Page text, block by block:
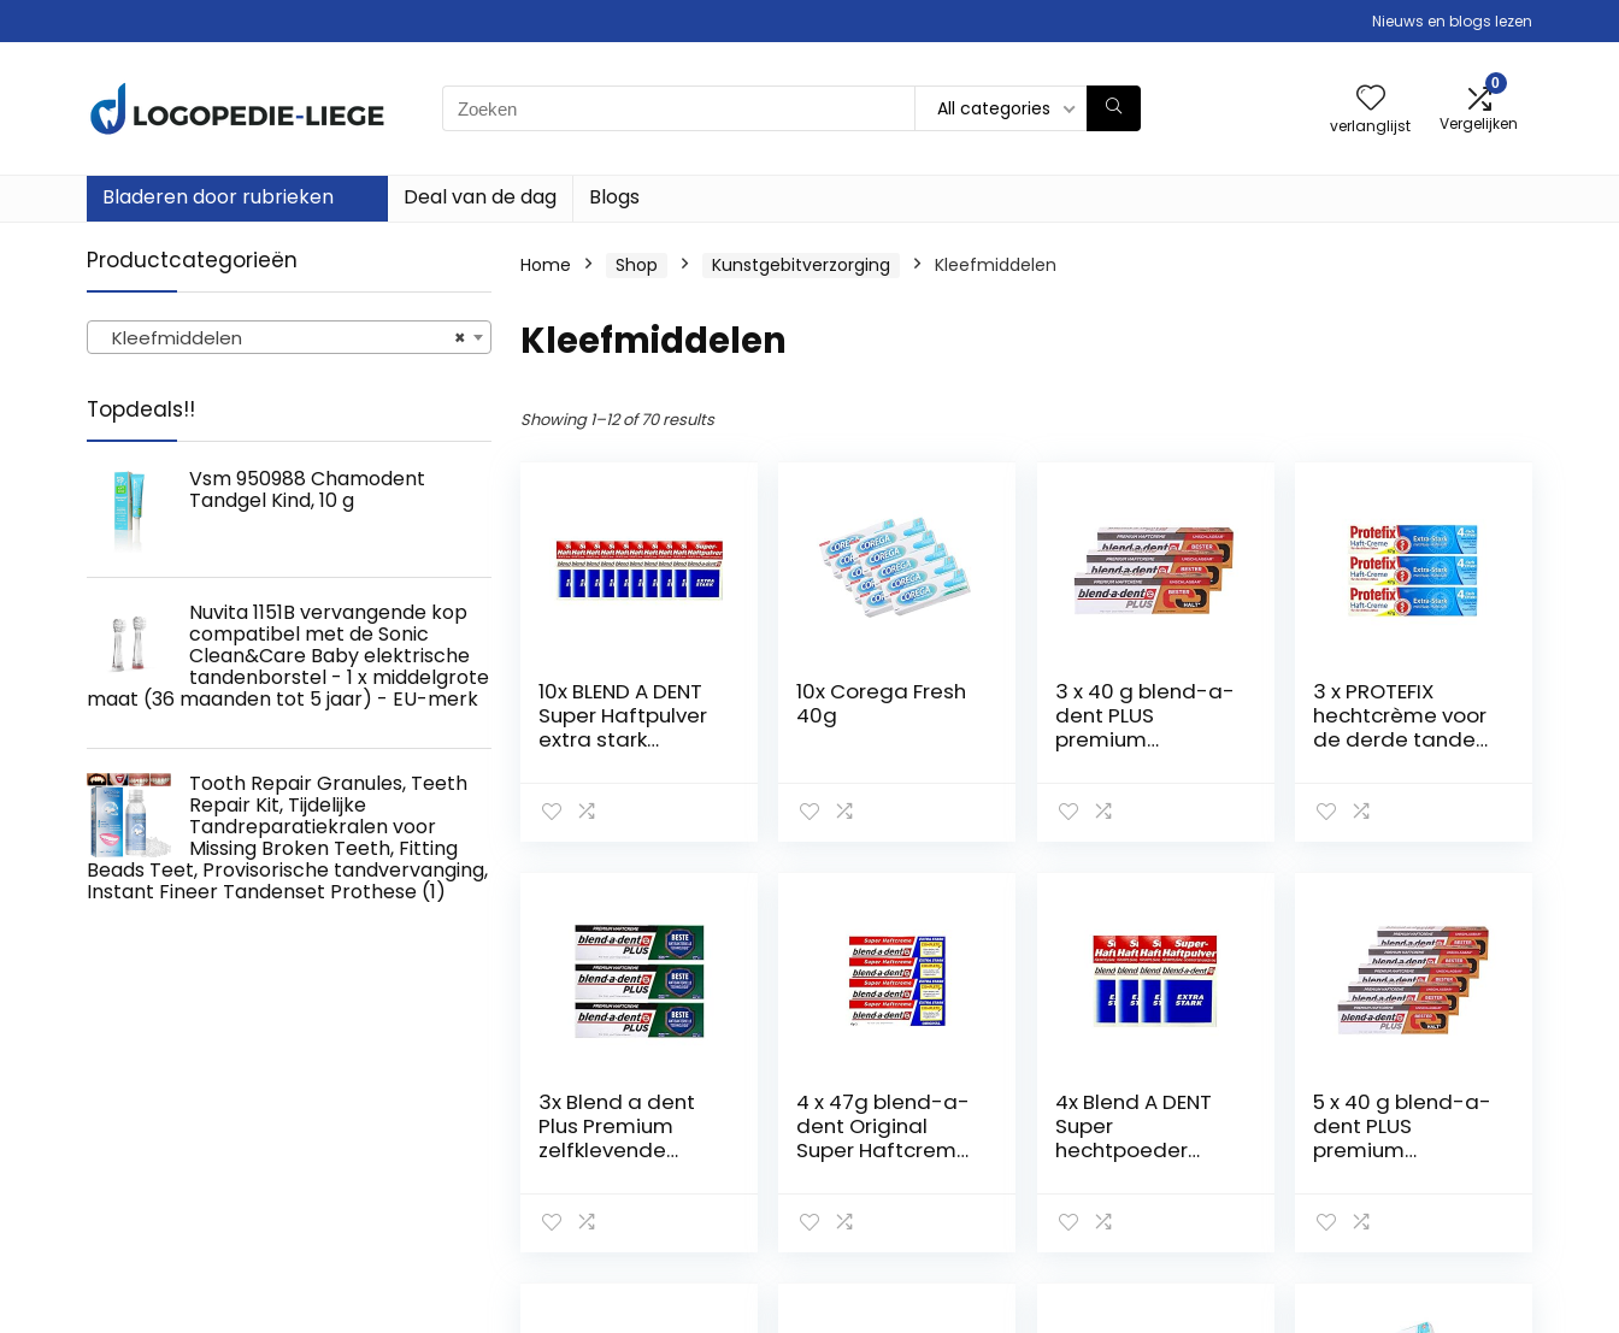
Nieuws en blogs lezen
Search
for:
All categories
verlanglijst
0
Vergelijken
Bladeren door rubrieken Deal van de dag Blogs
Productcategorieën
×
Kleefmiddelen
Topdeals!!
Vsm 950988 Chamodent
Tandgel Kind, 10 g
Nuvita 1151B vervangende kop
compatibel met de Sonic
Clean&Care Baby elektrische
tandenborstel - 1 x middelgrote
maat (36 maanden tot 5 jaar) - EU-merk
Tooth Repair Granules, Teeth
Repair Kit, Tijdelijke
Tandreparatiekralen voor
Missing Broken Teeth, Fitting
Beads Teet, Provisorische tandvervanging,
Instant Fineer Tandenset Prothese (1)
Home Shop Kunstgebitverzorging Kleefmiddelen
Kleefmiddelen
Showing 1–12 of 70 results
10x BLEND A DENT
Super Haftpulver
extra stark
10x Corega Fresh
40g
3 x 40 g blend-a-
dent PLUS
premium
duokracht
3 x PROTEFIX
hechtcrème voor
de derde tanden,
hechtkracht
3x Blend a dent
Plus Premium
zelfklevende
mint 40g
4 x 47g blend-a-
dent Original
Super Haftcreme
4x Blend A DENT
Super
hechtpoeder
5 x 40 g blend-a-
dent PLUS
premium
duokraft